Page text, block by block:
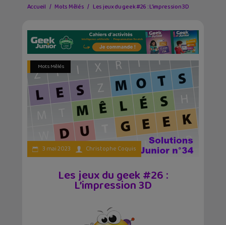
Accueil Mots Mêlés Les jeux du geek #26 : L’impression 3D
Mots Mêlés
3 mai 2023 Christophe Coquis
Les jeux du geek #26 :
L’impression 3D